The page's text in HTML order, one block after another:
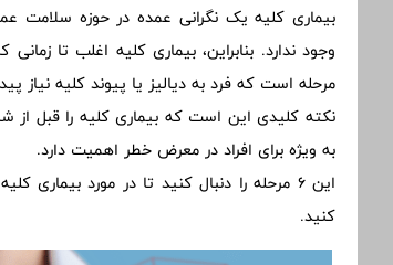
بیماری کلیه یک نگرانی عمده در حوزه سلامت
وجود ندارد. بنابراین، بیماری کلیه اغلب تا
مرحله است که فرد به دیالیز یا پیوند کلیه نیاز
نکته کلیدی این است که بیماری کلیه را قبل
به ویژه برای افراد در معرض خطر اهمیت دارد.
این 6 مرحله را دنبال کنید تا در مورد
کنید.